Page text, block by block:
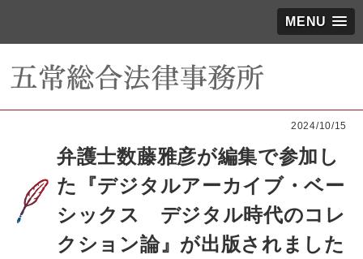
MENU
2024/10/15
弁護士数藤雅彦が編集で参加し
た『デジタルアーカイブ・ベー
シックス デジタル時代のコレ
クション論』が出版されました